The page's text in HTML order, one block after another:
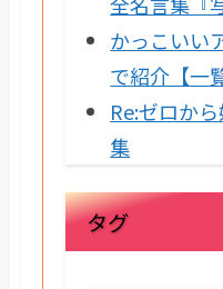
かっこいい
で紹介【一
Re:ゼロか
集
タグ